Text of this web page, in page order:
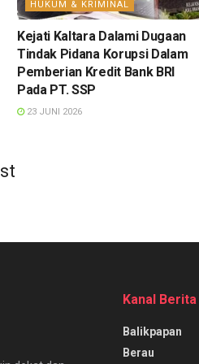
HUKUM & KRIMINAL
Kejati Kaltara Dalami Dugaan
Tindak Pidana Korupsi Dalam
Pemberian Kredit Bank BRI
Pada PT. SSP
23 JUNI 2026
Kanal Berita
Balikpapan
Berau